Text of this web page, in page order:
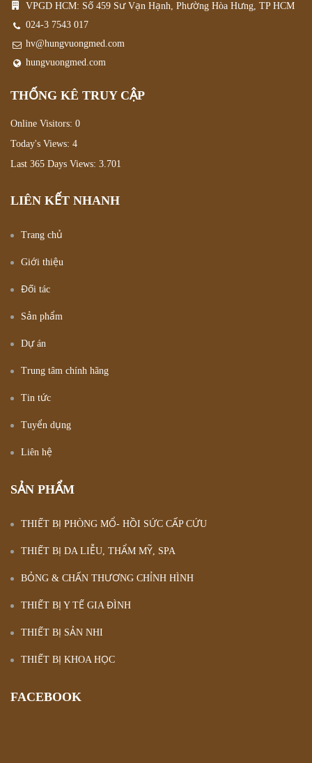
VPGD HCM: Số 459 Sư Vạn Hạnh, Phường Hòa Hưng, TP HCM
024-3 7543 017
hv@hungvuongmed.com
hungvuongmed.com
THỐNG KÊ TRUY CẬP
Online Visitors: 0
Today's Views: 4
Last 365 Days Views: 3.701
LIÊN KẾT NHANH
Trang chủ
Giới thiệu
Đối tác
Sản phẩm
Dự án
Trung tâm chính hãng
Tin tức
Tuyển dụng
Liên hệ
SẢN PHẨM
THIẾT BỊ PHÒNG MỔ- HỒI SỨC CẤP CỨU
THIẾT BỊ DA LIỄU, THẨM MỸ, SPA
BỎNG & CHẤN THƯƠNG CHỈNH HÌNH
THIẾT BỊ Y TẾ GIA ĐÌNH
THIẾT BỊ SẢN NHI
THIẾT BỊ KHOA HỌC
FACEBOOK